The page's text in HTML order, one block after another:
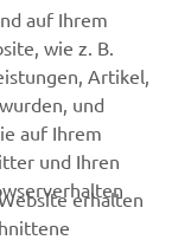
vielem mehr.
auf Ihrem
wie z. B.
Artikel,
und
auf Ihrem
und Ihren
erhalten